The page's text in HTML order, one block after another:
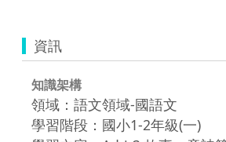
資訊
知識架構
領域：語文領域-國語文
學習階段：國小1-2年級(一)